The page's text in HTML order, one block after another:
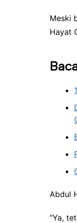
Meski
Hayat
Abdul
“Ya,